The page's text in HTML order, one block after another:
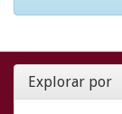
Explorar por